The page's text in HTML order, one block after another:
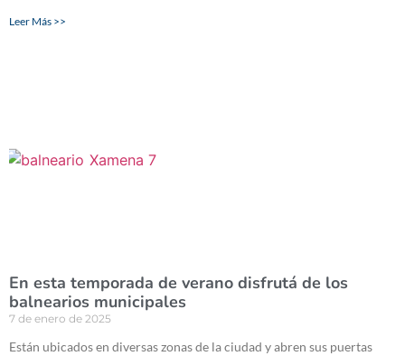
Leer Más >>
En esta temporada de verano disfrutá de los
balnearios municipales
7 de enero de 2025
Están ubicados en diversas zonas de la ciudad y abren sus puertas